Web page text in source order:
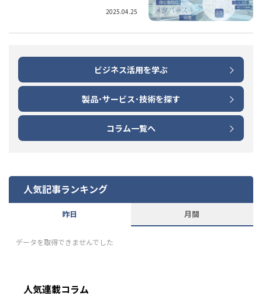
2025.04.25
ビジネス活用を学ぶ
製品･サービス･技術を探す
コラム一覧へ
人気記事ランキング
昨日 月間
データを取得できませんでした
人気連載コラム